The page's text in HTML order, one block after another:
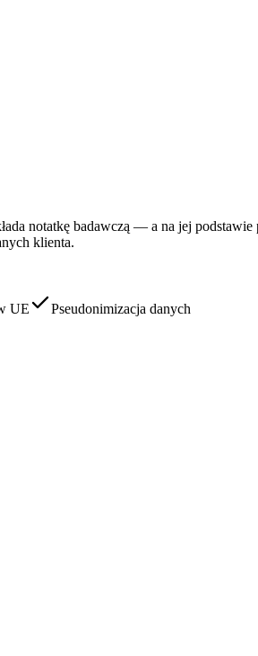
notatkę badawczą — a na jej
klienta.
UE Pseudonimizacja danych